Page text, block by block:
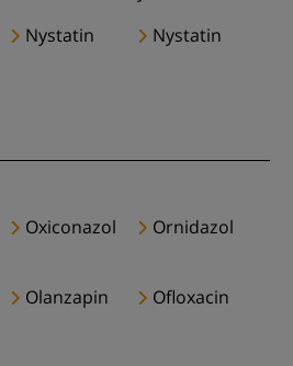
Nystatin Nystatin
Oxiconazol Ornidazol
Olanzapin
Ofloxacin